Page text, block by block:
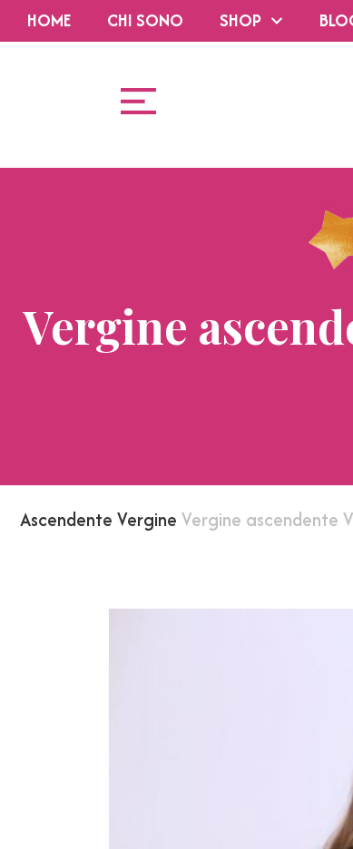
HOME CHI SONO SHOP
Vergine
Ascendente Vergine Vergine ascendente